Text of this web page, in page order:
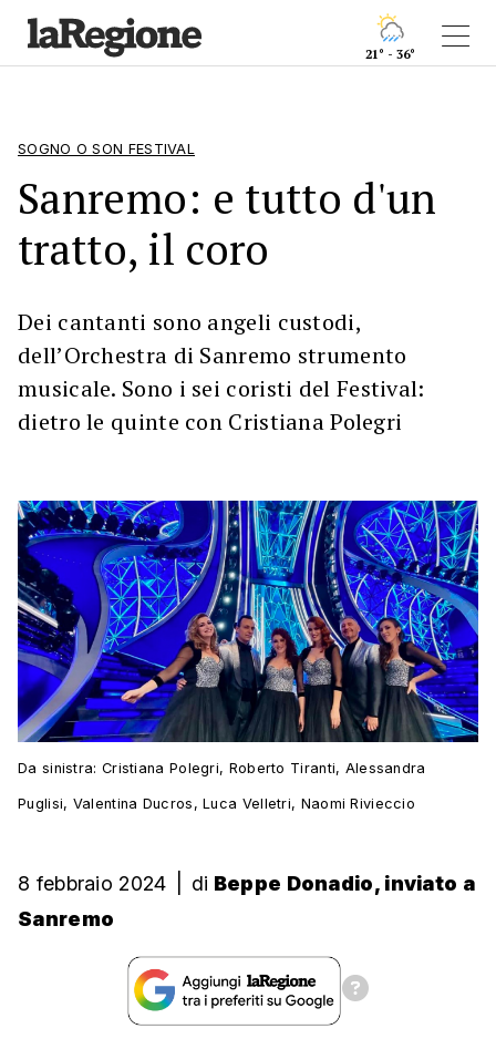
21° - 36°
SOGNO O SON FESTIVAL
Sanremo: e tutto d'un
tratto, il coro
Dei cantanti sono angeli custodi,
dell’Orchestra di Sanremo strumento
musicale. Sono i sei coristi del Festival:
dietro le quinte con Cristiana Polegri
Da sinistra: Cristiana Polegri, Roberto Tiranti, Alessandra
Puglisi, Valentina Ducros, Luca Velletri, Naomi Rivieccio
8 febbraio 2024 di Beppe Donadio, inviato a
Sanremo